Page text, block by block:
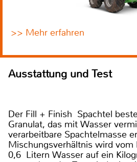
>> Mehr erfahren
Ausstattung und Test
Der Fill + Finish Spachtel
Granulat, das mit Wasser
verarbeitbare Spachtelmasse
Mischungsverhältnis wird vom
0,6 Litern Wasser auf ein